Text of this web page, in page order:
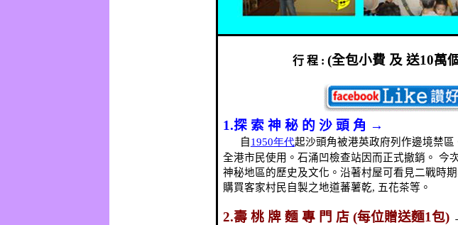
行 程 :(全包小費 及 送10萬
1.探 索 神 秘 的 沙 頭 角 →
自 1950年代起沙頭角被港英政府列作邊境禁區
全港市民使用。石涌凹檢查站因而正式撤銷。 今
神秘地區的歷史及文化。沿著村屋可看見二戰時
購買客家村民自製之地道蕃薯乾, 五花茶等。
2.壽 桃 牌 麵 專 門 店(每位贈送麵1包)